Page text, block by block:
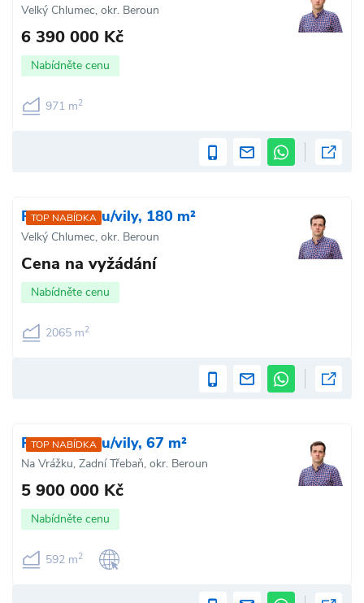
Velký Chlumec, okr. Beroun
6 390 000 Kč
Nabídněte cenu
971 m2
TOP NABÍDKA
Prodej domu/vily, 180 m²
Velký Chlumec, okr. Beroun
Cena na vyžádání
Nabídněte cenu
2065 m2
TOP NABÍDKA
Prodej domu/vily, 67 m²
Na Vrážku, Zadní Třebaň, okr. Beroun
5 900 000 Kč
Nabídněte cenu
592 m2